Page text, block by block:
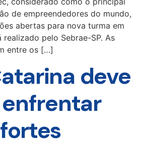
de empreendedores do mundo,
abertas para nova turma em
realizado pelo Sebrae-SP. As
entre os […]
deve